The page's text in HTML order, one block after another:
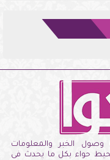
الخبر والمعلومات
حواء بكل ما يحدث فى